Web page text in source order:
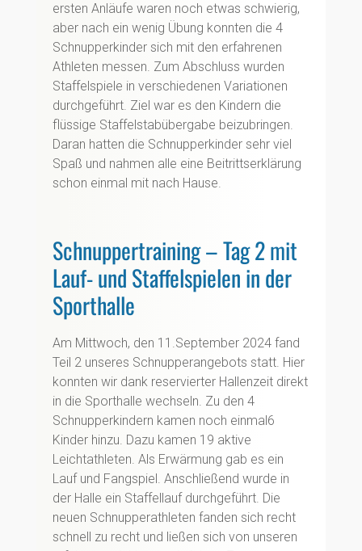
ersten Anläufe waren noch etwas schwierig,
aber nach ein wenig Übung konnten die 4
Schnupperkinder sich mit den erfahrenen
Athleten messen. Zum Abschluss wurden
Staffelspiele in verschiedenen Variationen
durchgeführt. Ziel war es den Kindern die
flüssige Staffelstabübergabe beizubringen.
Daran hatten die Schnupperkinder sehr viel
Spaß und nahmen alle eine Beitrittserklärung
schon einmal mit nach Hause.
Schnuppertraining – Tag 2 mit
Lauf- und Staffelspielen in der
Sporthalle
Am Mittwoch, den 11.September 2024 fand
Teil 2 unseres Schnupperangebots statt. Hier
konnten wir dank reservierter Hallenzeit direkt
in die Sporthalle wechseln. Zu den 4
Schnupperkindern kamen noch einmal6
Kinder hinzu. Dazu kamen 19 aktive
Leichtathleten. Als Erwärmung gab es ein
Lauf und Fangspiel. Anschließend wurde in
der Halle ein Staffellauf durchgeführt. Die
neuen Schnupperathleten fanden sich recht
schnell zu recht und ließen sich von unseren